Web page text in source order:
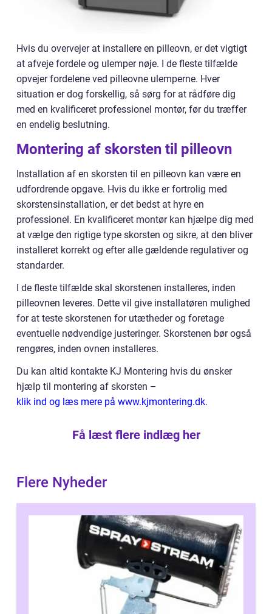
Hvis du overvejer at installere en pilleovn, er det vigtigt
at afveje fordele og ulemper nøje. I de fleste tilfælde
opvejer fordelene ved pilleovne ulemperne. Hver
situation er dog forskellig, så sørg for at rådføre dig
med en kvalificeret professionel montør, før du træffer
en endelig beslutning.
Montering af skorsten til pilleovn
Installation af en skorsten til en pilleovn kan være en
udfordrende opgave. Hvis du ikke er fortrolig med
skorstensinstallation, er det bedst at hyre en
professionel. En kvalificeret montør kan hjælpe dig med
at vælge den rigtige type skorsten og sikre, at den bliver
installeret korrekt og efter alle gældende regulativer og
standarder.
I de fleste tilfælde skal skorstenen installeres, inden
pilleovnen leveres. Dette vil give installatøren mulighed
for at teste skorstenen for utætheder og foretage
eventuelle nødvendige justeringer. Skorstenen bør også
rengøres, inden ovnen installeres.
Du kan altid kontakte KJ Montering hvis du ønsker
hjælp til montering af skorsten –
klik ind og læs mere på www.kjmontering.dk.
Få læst flere indlæg her
Flere Nyheder